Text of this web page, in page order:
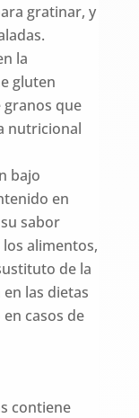
gratinar, y
la
gluten
que
nutricional
bajo
en
sabor
alimentos,
de la
las dietas
casos de
contiene